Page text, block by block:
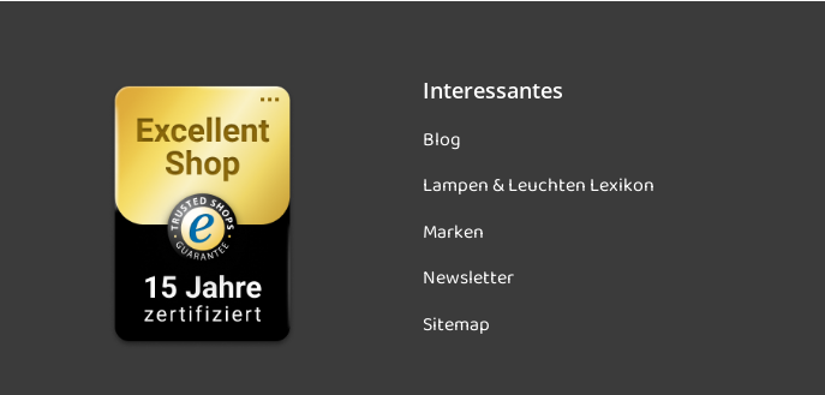
Interessantes
Blog
Lampen & Leuchten Lexikon
Marken
Newsletter
Sitemap